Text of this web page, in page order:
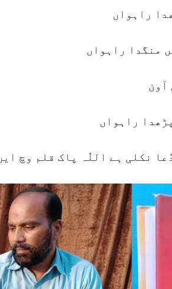
راہواں
منگدا راہواں
آون
راہواں
نکلی ہے اللّٰہ پاک قلم وچ